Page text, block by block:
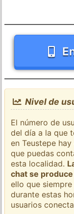
Nivel de
El número de
del día a la que
en Teustepe
que puedas
esta localidad.
chat se
ello que
durante estas
usuarios